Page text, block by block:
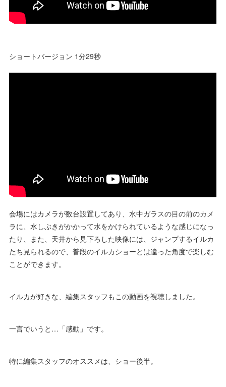
ショートバージョン 1分29秒
会場にはカメラが数台設置してあり、水中ガラスの目の前のカメ
ラに、水しぶきがかかって水をかけられているような感じになっ
たり、また、天井から見下ろした映像には、ジャンプするイルカ
たち見られるので、普段のイルカショーとは違った角度で楽しむ
ことができます。
イルカが好きな、編集スタッフもこの動画を視聴しました。
一言でいうと…「感動」です。
特に編集スタッフのオススメは、ショー後半。